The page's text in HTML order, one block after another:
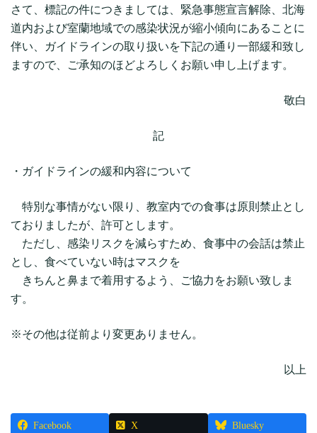
さて、標記の件につきましては、緊急事態宣言解除、北海
道内および室蘭地域での感染状況が縮小傾向にあることに
伴い、ガイドラインの取り扱いを下記の通り一部緩和致し
ますので、ご承知のほどよろしくお願い申し上げます。
敬白
記
・ガイドラインの緩和内容について
特別な事情がない限り、教室内での食事は原則禁止とし
ておりましたが、許可とします。
ただし、感染リスクを減らすため、食事中の会話は禁止
とし、食べていない時はマスクを
きちんと鼻まで着用するよう、ご協力をお願い致しま
す。
※その他は従前より変更ありません。
以上
Facebook X Bluesky